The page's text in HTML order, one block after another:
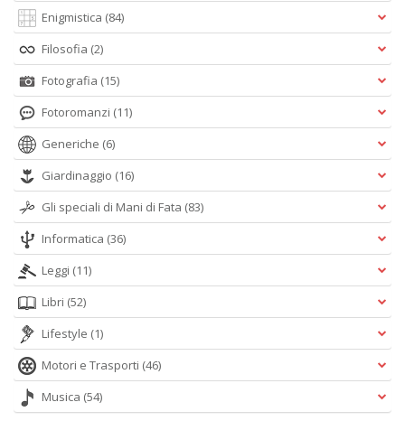
Enigmistica (84)
Filosofia (2)
Fotografia (15)
Fotoromanzi (11)
Generiche (6)
Giardinaggio (16)
Gli speciali di Mani di Fata (83)
Informatica (36)
Leggi (11)
Libri (52)
Lifestyle (1)
Motori e Trasporti (46)
Musica (54)